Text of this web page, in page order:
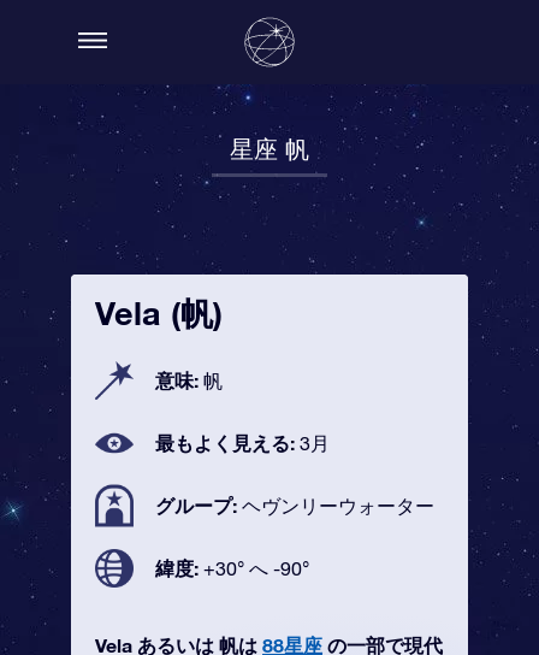
星座 帆
Vela (帆)
意味: 帆
最もよく見える: 3月
グループ: ヘヴンリーウォーター
緯度: +30° へ -90°
Vela あるいは 帆は 88星座 の一部で現代